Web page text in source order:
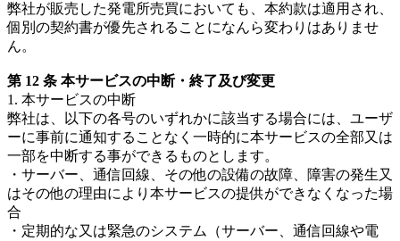
弊社が販売した発電所売買においても、本約款は適用され、
個別の契約書が優先されることになんら変わりはありませ
ん。
第 12 条 本サービスの中断・終了及び変更
1. 本サービスの中断
弊社は、以下の各号のいずれかに該当する場合には、ユーザ
ーに事前に通知することなく一時的に本サービスの全部又は
一部を中断する事ができるものとします。
・サーバー、通信回線、その他の設備の故障、障害の発生又
はその他の理由により本サービスの提供ができなくなった場
合
・定期的な又は緊急のシステム（サーバー、通信回線や電